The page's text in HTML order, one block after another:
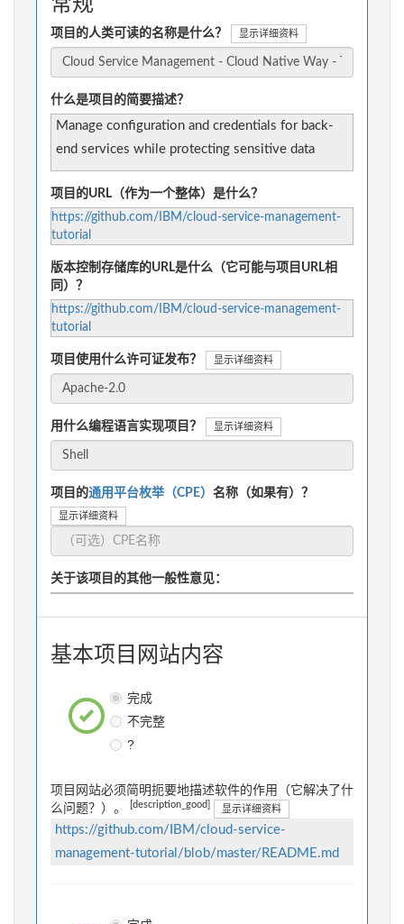
常规
项目的人类可读的名称是什么？ 显示详细资料
什么是项目的简要描述？
Manage configuration and credentials for back-
end services while protecting sensitive data
项目的URL（作为一个整体）是什么？
https://github.com/IBM/cloud-service-management-
tutorial
版本控制存储库的URL是什么（它可能与项目URL相
同）？
https://github.com/IBM/cloud-service-management-
tutorial
项目使用什么许可证发布？ 显示详细资料
用什么编程语言实现项目？ 显示详细资料
项目的通用平台枚举（CPE） 名称（如果有）？
显示详细资料
关于该项目的其他一般性意见：
基本项目网站内容
完成
不完整
?
项目网站必须简明扼要地描述软件的作用（它解决了什
么问题？）。
[description_good] 显示详细资料
https://github.com/IBM/cloud-service-
management-tutorial/blob/master/README.md